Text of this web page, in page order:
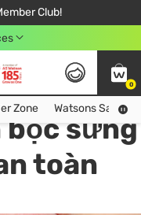
Club!
249,000Đ
Minh City
0
Collect more hot vouchers at Voucher Zone Zone Watsons Safety
bọc sưng
toàn